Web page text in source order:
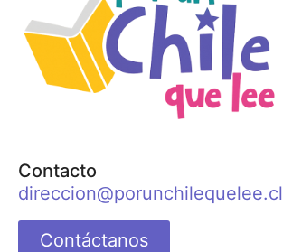
Contacto
direccion@porunchilequelee.cl
Contáctanos